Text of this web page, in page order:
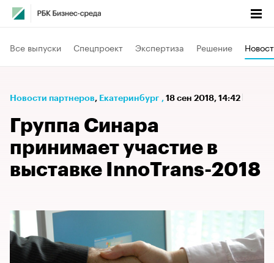
Все выпуски Спецпроект Экспертиза Решение
Новости партнеров⁠, Екатеринбург , 18 сен 2018, 14:42
Группа Синара
принимает участие в
выставке InnoTrans-2018